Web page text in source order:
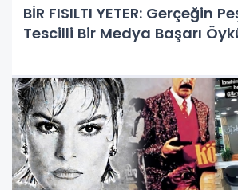
BİR FISILTI YETER: Gerçeğin
Tescilli Bir Medya Başarı